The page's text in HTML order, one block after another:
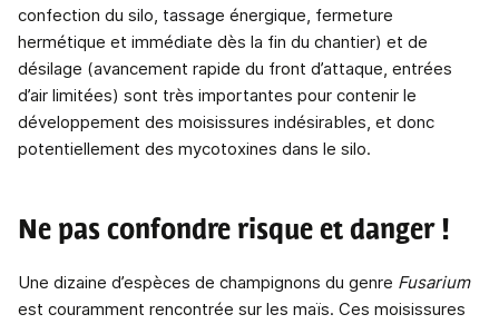
confection du silo, tassage énergique, fermeture
hermétique et immédiate dès la fin du chantier) et de
désilage (avancement rapide du front d’attaque, entrées
d’air limitées) sont très importantes pour contenir le
développement des moisissures indésirables, et donc
potentiellement des mycotoxines dans le silo.
Ne pas confondre risque et danger !
Une dizaine d’espèces de champignons du genre Fusarium
est couramment rencontrée sur les maïs. Ces moisissures